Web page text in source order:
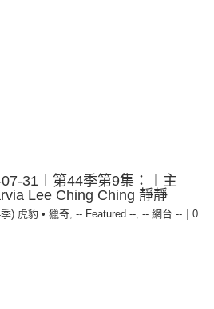
07-31︱第44季第9集：︱主
Lee Ching Ching 靜靜
) 虎豹 • 獵奇, -- Featured --, -- 網台 --
0